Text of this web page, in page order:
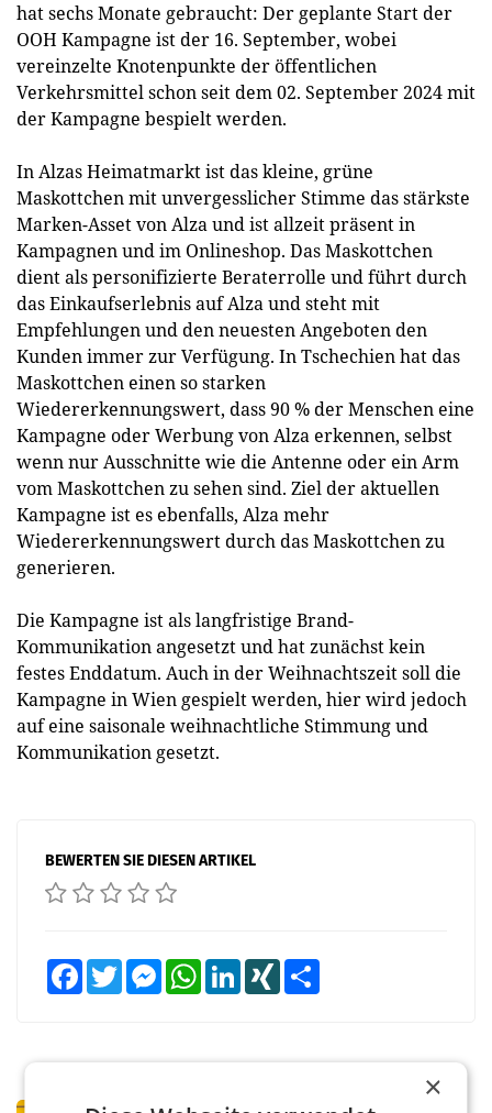
hat sechs Monate gebraucht: Der geplante Start der
OOH Kampagne ist der 16. September, wobei
vereinzelte Knotenpunkte der öffentlichen
Verkehrsmittel schon seit dem 02. September 2024 mit
der Kampagne bespielt werden.
In Alzas Heimatmarkt ist das kleine, grüne
Maskottchen mit unvergesslicher Stimme das stärkste
Marken-Asset von Alza und ist allzeit präsent in
Kampagnen und im Onlineshop. Das Maskottchen
dient als personifizierte Beraterrolle und führt durch
das Einkaufserlebnis auf Alza und steht mit
Empfehlungen und den neuesten Angeboten den
Kunden immer zur Verfügung. In Tschechien hat das
Maskottchen einen so starken
Wiedererkennungswert, dass 90 % der Menschen eine
Kampagne oder Werbung von Alza erkennen, selbst
wenn nur Ausschnitte wie die Antenne oder ein Arm
vom Maskottchen zu sehen sind. Ziel der aktuellen
Kampagne ist es ebenfalls, Alza mehr
Wiedererkennungswert durch das Maskottchen zu
generieren.
Die Kampagne ist als langfristige Brand-
Kommunikation angesetzt und hat zunächst kein
festes Enddatum. Auch in der Weihnachtszeit soll die
Kampagne in Wien gespielt werden, hier wird jedoch
auf eine saisonale weihnachtliche Stimmung und
Kommunikation gesetzt.
BEWERTEN SIE DIESEN ARTIKEL
FacebookTwitter MessengerWhatsAppLinkedInXING
×